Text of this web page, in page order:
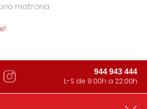
matrona
944 943 444
L-S de 9:00h a 22:00h